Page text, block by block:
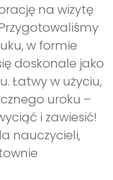
na wizytę
w formie
doskonale jako
Łatwy w użyciu,
uroku –
i zawiesić!
nauczycieli,